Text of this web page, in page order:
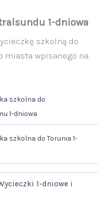
1-dniowa
szkolną do
miasta wpisanego na
szkolna do
1-dniowa
szkolna do Torunia 1-
1-dniowe i